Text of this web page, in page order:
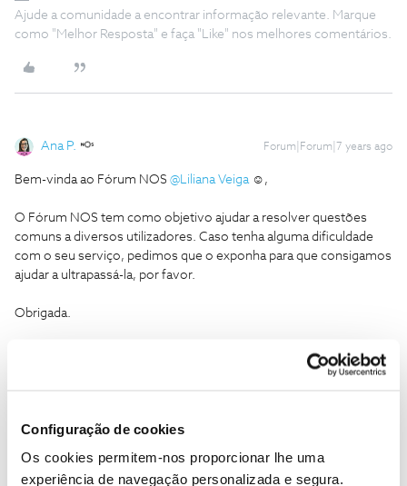
Configuração de cookies
Os cookies permitem-nos proporcionar lhe uma
experiência de navegação personalizada e segura.
Ajude a comunidade a encontrar informação relevante. Marque
como "Melhor Resposta" e faça "Like" nos melhores comentários.
Ana P. Forum|Forum|7 years ago
Bem-vinda ao Fórum NOS @Liliana Veiga☺️,
O Fórum NOS tem como objetivo ajudar a resolver questões
comuns a diversos utilizadores. Caso tenha alguma dificuldade
com o seu serviço, pedimos que o exponha para que consigamos
ajudar a ultrapassá-la, por favor.
Obrigada.
Ajude a comunidade a encontrar informação relevante. Marque
como "Melhor Resposta" e faça "Like" nos melhores comentários.